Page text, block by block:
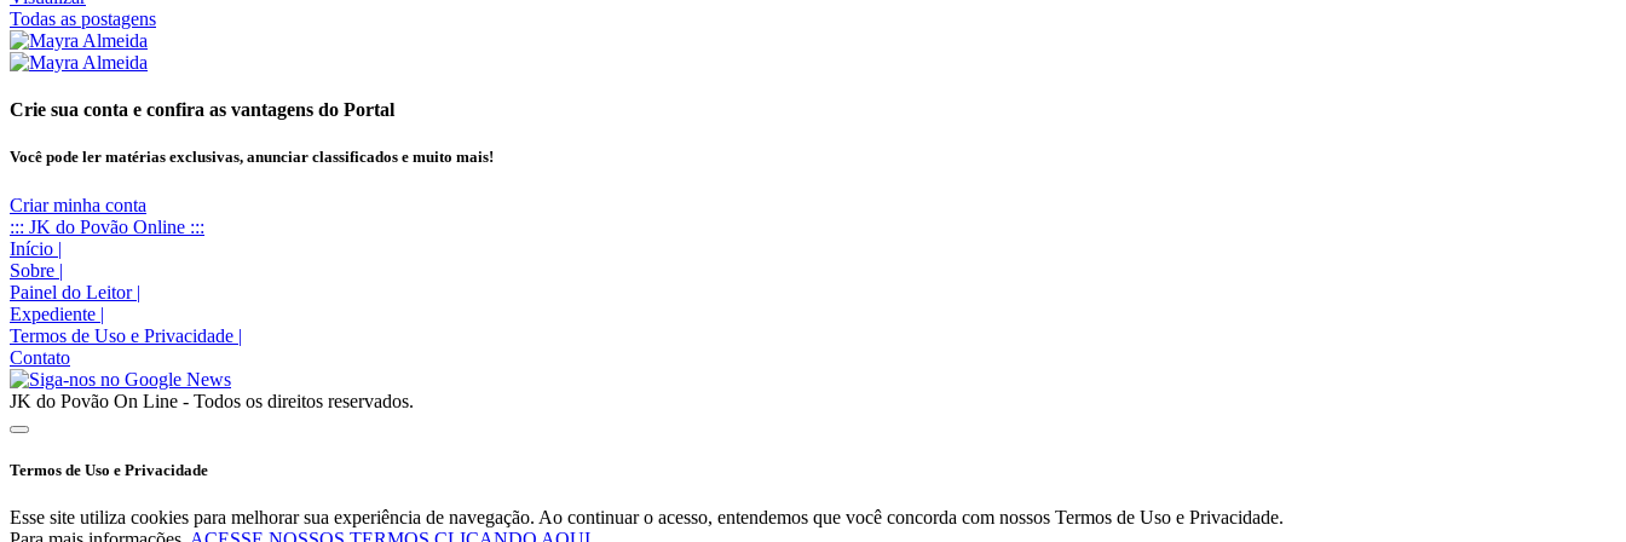
Todas as postagens
Crie sua conta e confira as vantagens do Portal
Você pode ler matérias exclusivas, anunciar classificados e muito mais!
Criar minha conta
::: JK do Povão Online :::
Início |
Sobre |
Painel do Leitor |
Expediente |
Termos de Uso e Privacidade |
Contato
JK do Povão On Line - Todos os direitos reservados.
Termos de Uso e Privacidade
Esse site utiliza cookies para melhorar sua experiência de navegação. Ao continuar o acesso, entendemos que você concorda com nossos Termos de Uso e Privacidade.